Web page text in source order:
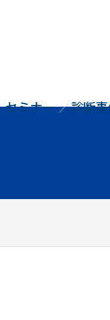
セミナー 診断